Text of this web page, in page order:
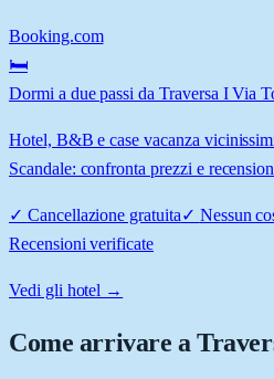
Booking.com
🛏️
Dormi a due passi da Traversa I Via
Hotel, B&B e case vacanza
Scandale: confronta prezzi e
✓ Cancellazione gratuita✓ Nessun
Recensioni verificate
Vedi gli hotel →
Come arrivare a